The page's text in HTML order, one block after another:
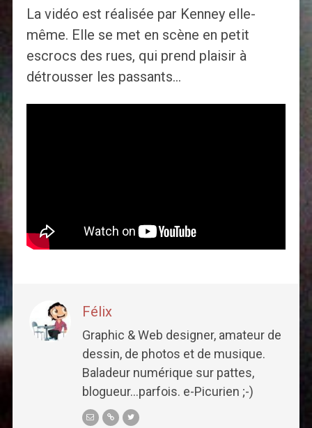
La vidéo est réalisée par Kenney elle-
même. Elle se met en scène en petit
escrocs des rues, qui prend plaisir à
détrousser les passants…
Félix
Graphic & Web designer, amateur de
dessin, de photos et de musique.
Baladeur numérique sur pattes,
blogueur...parfois. e-Picurien ;-)